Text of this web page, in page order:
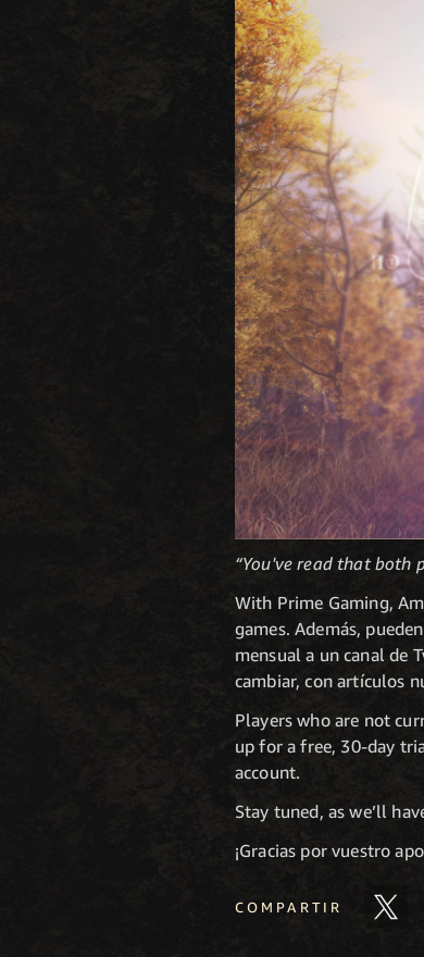
“You've read that both
With Prime Gaming,
games. Además,
mensual a un canal de
cambiar, con artículos
Players who are not
up for a free, 30-day
account.
Stay tuned, as we’ll
¡Gracias por vuestro
COMPARTIR